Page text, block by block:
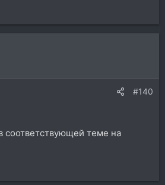
#140
соответствующей теме на